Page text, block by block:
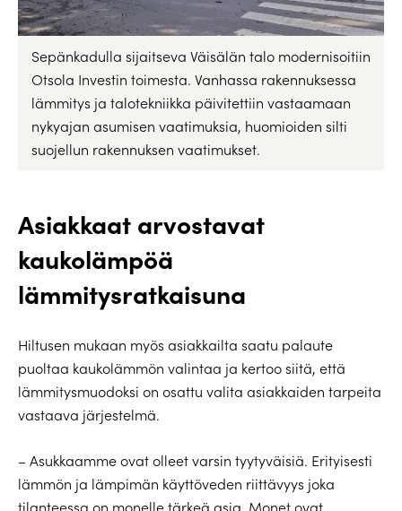
Sepänkadulla sijaitseva Väisälän talo modernisoitiin
Otsola Investin toimesta. Vanhassa rakennuksessa
lämmitys ja talotekniikka päivitettiin vastaamaan
nykyajan asumisen vaatimuksia, huomioiden silti
suojellun rakennuksen vaatimukset.
Asiakkaat arvostavat
kaukolämpöä
lämmitysratkaisuna
Hiltusen mukaan myös asiakkailta saatu palaute
puoltaa kaukolämmön valintaa ja kertoo siitä, että
lämmitysmuodoksi on osattu valita asiakkaiden tarpeita
vastaava järjestelmä.
– Asukkaamme ovat olleet varsin tyytyväisiä. Erityisesti
lämmön ja lämpimän käyttöveden riittävyys joka
tilanteessa on monelle tärkeä asia. Monet ovat